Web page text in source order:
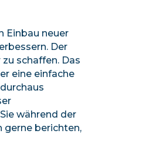
Einbau neuer
Der
schaffen. Das
eine einfache
während der
gerne berichten,